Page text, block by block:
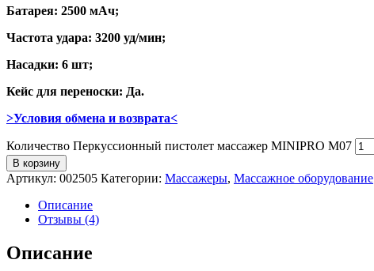
Батарея: 2500 мАч;
Частота удара: 3200 уд/мин;
Насадки: 6 шт;
Кейс для переноски: Да.
>Условия обмена и возврата<
Количество Перкуссионный пистолет массажер MINIPRO M07
В корзину
Артикул: 002505 Категории: Массажеры, Массажное оборудование
Описание
Отзывы (4)
Описание